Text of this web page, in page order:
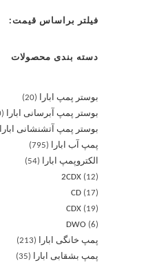
فیلتر براساس قیمت:
دسته بندی محصولات
بوستر پمپ ابارا
20
بوستر پمپ آبرسانی ابارا
بوستر پمپ آتشنشانی ابارا
پمپ آب ابارا
795
الکتروپمپ ابارا
54
2CDX
12
CD
17
CDX
19
DWO
6
پمپ خانگی ابارا
213
پمپ بشقابی ابارا
35